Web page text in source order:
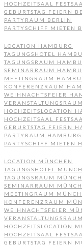
HOCHZEITSAAL
GEBURTSTAG FEIERN
PARTYRAUM BERLIN
PARTYSCHIFF MIETEN
LOCATION HAMBURG
TAGUNGSHOTEL
TAGUNGSRAUM
SEMINARRAUM
MEETINGRAUM
KONFERENZRAUM
WEIHNACHTSFEIER
HOCHZEITSLOCATION
HOCHZEITSAAL
GEBURTSTAG FEIERN
PARTYRAUM HAMBURG
PARTYSCHIFF MIETEN
LOCATION MÜNCHEN
TAGUNGSHOTEL
TAGUNGSRAUM
SEMINARRAUM
MEETINGRAUM
KONFERENZRAUM
WEIHNACHTSFEIER
HOCHZEITSLOCATION
HOCHZEITSAAL
GEBURTSTAG FEIERN